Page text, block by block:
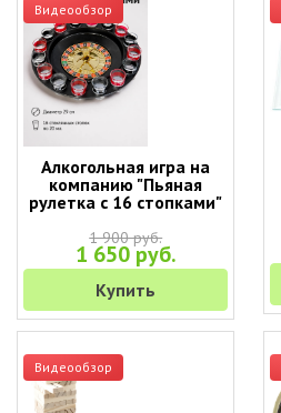
Видеообзор
Алкогольная игра на
компанию "Пьяная
рулетка с 16 стопками"
1 900 руб.
1 650 руб.
Купить
Видеообзор